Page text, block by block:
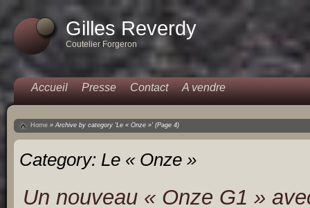
Gilles Reverdy
Coutelier Forgeron
Accueil Presse Contact A vendre
Home »Archive by category 'Le « Onze »' (Page 4)
Category: Le « Onze »
Un nouveau « Onze G1 »